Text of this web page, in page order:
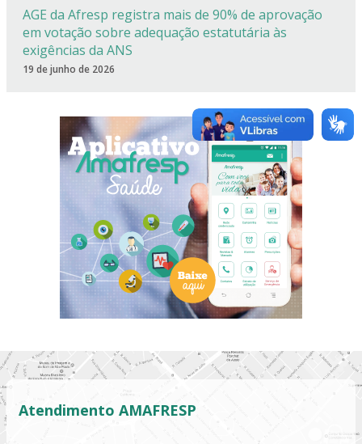
AGE da Afresp registra mais de 90% de aprovação
em votação sobre adequação estatutária às
exigências da ANS
19 de junho de 2026
Atendimento AMAFRESP